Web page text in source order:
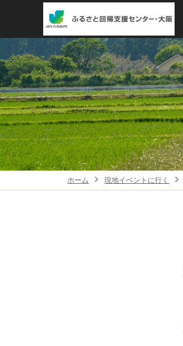
ホーム 現地イベントに行く